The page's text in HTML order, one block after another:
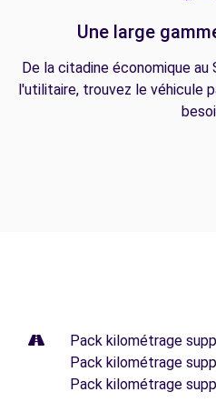
Une large
De la citadine économique au
l'utilitaire, trouvez le véhicule
Pack kilométrage
Pack kilométrage
Pack kilométrage